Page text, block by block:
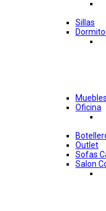
Sillas
Oficina
Outlet
Sofas
Salon